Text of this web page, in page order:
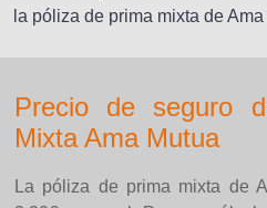
la póliza de prima mixta de Ama
Precio de seguro
Mixta Ama Mutua
La póliza de prima mixta de